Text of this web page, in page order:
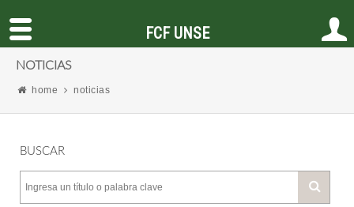
NOTICIAS
home noticias
BUSCAR
FCF UNSE